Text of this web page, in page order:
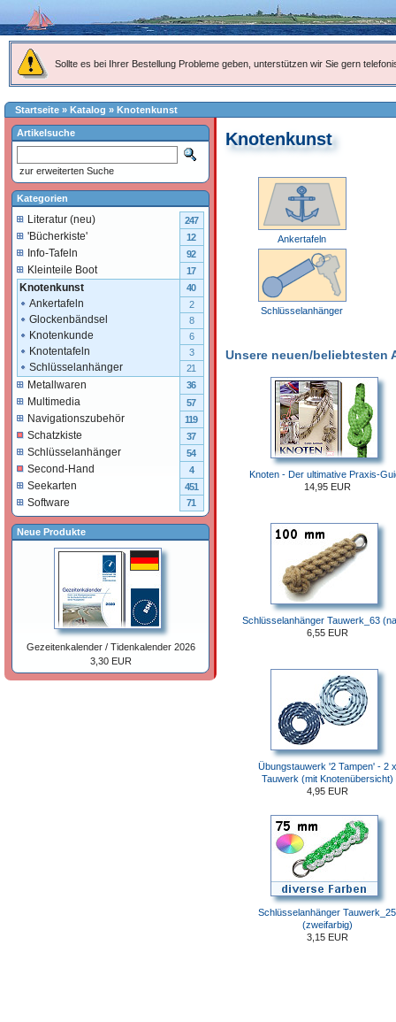
Sollte es bei Ihrer Bestellung Probleme geben, unterstützen wir Sie gern
Startseite » Katalog » Knotenkunst
Knotenkunst
Ankertafeln
Schlüsselanhänger
Unsere neuen/beliebtesten
Knoten - Der ultimative Praxis-
14,95 EUR
Schlüsselanhänger Tauwerk_63
6,55 EUR
Übungstauwerk '2 Tampen' - 2 x
Tauwerk (mit Knotenübersicht)
4,95 EUR
Schlüsselanhänger Tauwerk_25
(zweifarbig)
3,15 EUR
Artikelsuche
zur erweiterten Suche
Kategorien
Literatur (neu) 247
'Bücherkiste' 12
Info-Tafeln 92
Kleinteile Boot 17
Knotenkunst 40
Ankertafeln 2
Glockenbändsel 8
Knotenkunde 6
Knotentafeln 3
Schlüsselanhänger 21
Metallwaren 36
Multimedia 57
Navigationszubehör 119
Schatzkiste 37
Schlüsselanhänger 54
Second-Hand 4
Seekarten 451
Software 71
Neue Produkte
Gezeitenkalender / Tidenkalender 2026
3,30 EUR